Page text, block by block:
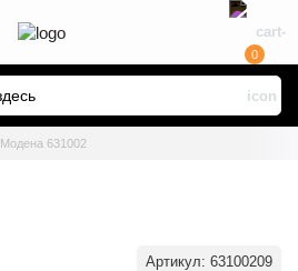
0
Модена 631002
Артикул: 63100209